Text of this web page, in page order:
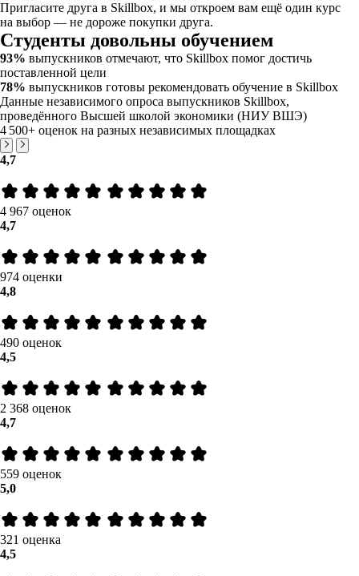
Пригласите друга в Skillbox, и мы откроем вам ещё один курс
на выбор — не дороже покупки друга.
Студенты довольны обучением
93% выпускников отмечают, что Skillbox помог достичь
поставленной цели
78% выпускников готовы рекомендовать обучение в Skillbox
Данные независимого опроса выпускников Skillbox,
проведённого Высшей школой экономики (НИУ ВШЭ)
4 500+ оценок на разных независимых площадках
4,7
4 967 оценок
4,7
974 оценки
4,8
490 оценок
4,5
2 368 оценок
4,7
559 оценок
5,0
321 оценка
4,5